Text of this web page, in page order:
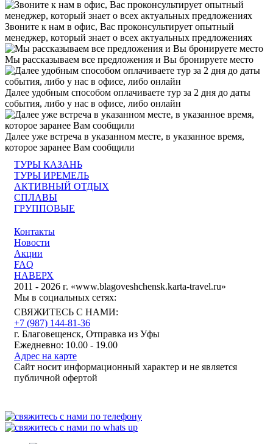
Звоните к нам в офис, Вас проконсультирует опытный
менеджер, который знает о всех актуальных предложениях
Мы рассказываем все предложения и Вы бронируете место
Далее удобным способом оплачиваете тур за 2 дня до даты
события, либо у нас в офисе, либо онлайн
Далее уже встреча в указанном месте, в указанное время,
которое заранее Вам сообщили
Контакты
Новости
Акции
FAQ
НАВЕРХ
2011 - 2026 г. «www.blagoveshchensk.karta-travel.ru»
ТУРЫ КАЗАНЬ
ТУРЫ ИРЕМЕЛЬ
АКТИВНЫЙ ОТДЫХ
СПЛАВЫ
ГРУППОВЫЕ
Мы в социальных сетях:
СВЯЖИТЕСЬ С НАМИ:
+7 (987) 144-81-36
г. Благовещенск, Отправка из Уфы
Ежедневно: 10.00 - 19.00
Адрес на карте
Сайт носит информационный характер и не является
публичной офертой